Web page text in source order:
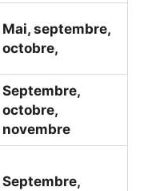
Mai, septembre,
octobre,
Septembre,
octobre,
novembre
Septembre,